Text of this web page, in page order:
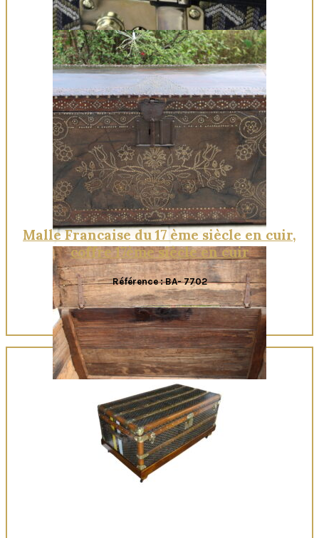
Quick View
Quick View
Malle Francaise du 17 ème siècle en cuir,
coffre 17ème siècle en cuir
Référence : BA- 7702